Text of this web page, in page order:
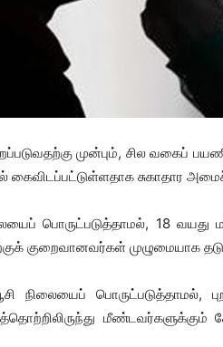
முன்பும், சில
சுகாதார
பொருட்படுத்தாமல், 18
குறைவானவர்கள் முழுமையாக
நிலையைப் பொருட்படுத்தாமல்,
மீண்டவர்களுக்கும்